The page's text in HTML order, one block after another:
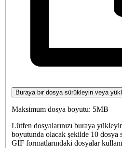
Buraya bir dosya sürükleyin veya
Maksimum dosya boyutu: 5MB
Lütfen dosyalarınızı buraya
boyutunda olacak şekilde 10
GIF formatlarındaki dosyalar